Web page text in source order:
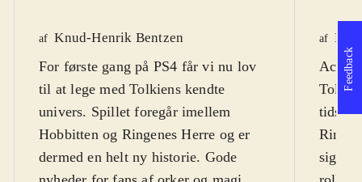
af Knud-Henrik Bentzen
For første gang på PS4 får vi nu lov
til at lege med Tolkiens kendte
univers. Spillet foregår imellem
Hobbitten og Ringenes Herre og er
dermed en helt ny historie. Gode
af
sig til
Feedback